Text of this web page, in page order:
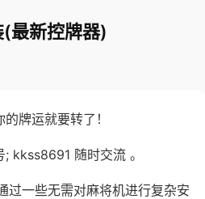
最新控牌器)
牌运就要转了！
kkss8691 随时交流 。
过一些无需对麻将机进行复杂安